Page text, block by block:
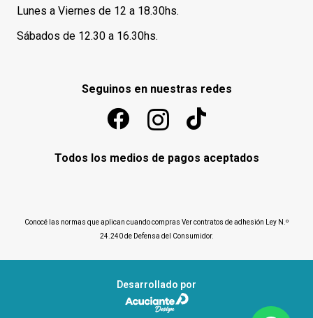
Lunes a Viernes de 12 a 18.30hs.
Sábados de 12.30 a 16.30hs.
Seguinos en nuestras redes
Todos los medios de pagos aceptados
Conocé las normas que aplican cuando compras Ver contratos de adhesión Ley N.º
24.240 de Defensa del Consumidor.
Desarrollado por